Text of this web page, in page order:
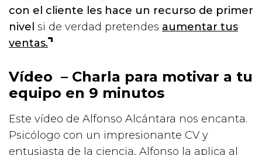
con el cliente les hace un recurso de primer
nivel si de verdad pretendes aumentar tus
ventas.
Vídeo – Charla para motivar a tu
equipo en 9 minutos
Este vídeo de Alfonso Alcántara nos encanta.
Psicólogo con un impresionante CV y
entusiasta de la ciencia, Alfonso la aplica al